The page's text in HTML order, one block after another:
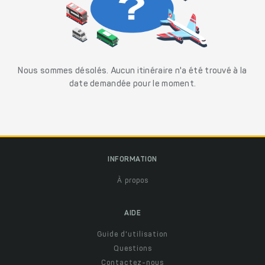
Nous sommes désolés. Aucun itinéraire n'a été trouvé à la
date demandée pour le moment.
INFORMATION
À propos
AIDE
Guide d'utilisation
Questions
Contactez-nous